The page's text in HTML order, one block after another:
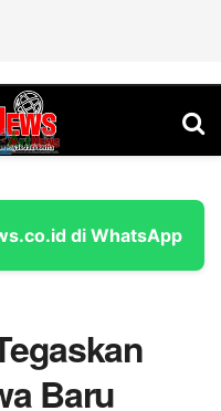
di WhatsApp
Baru